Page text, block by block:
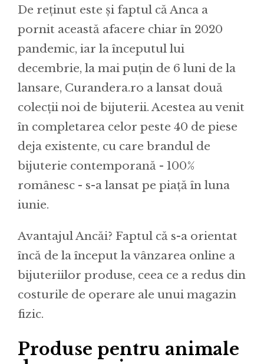
De reținut este și faptul că Anca a
pornit această afacere chiar în 2020
pandemic, iar la începutul lui
decembrie, la mai puțin de 6 luni de la
lansare, Curandera.ro a lansat două
colecții noi de bijuterii. Acestea au venit
în completarea celor peste 40 de piese
deja existente, cu care brandul de
bijuterie contemporană - 100%
românesc - s-a lansat pe piață în luna
iunie.
Avantajul Ancăi? Faptul că s-a orientat
încă de la început la vânzarea online a
bijuteriilor produse, ceea ce a redus din
costurile de operare ale unui magazin
fizic.
Produse pentru animale